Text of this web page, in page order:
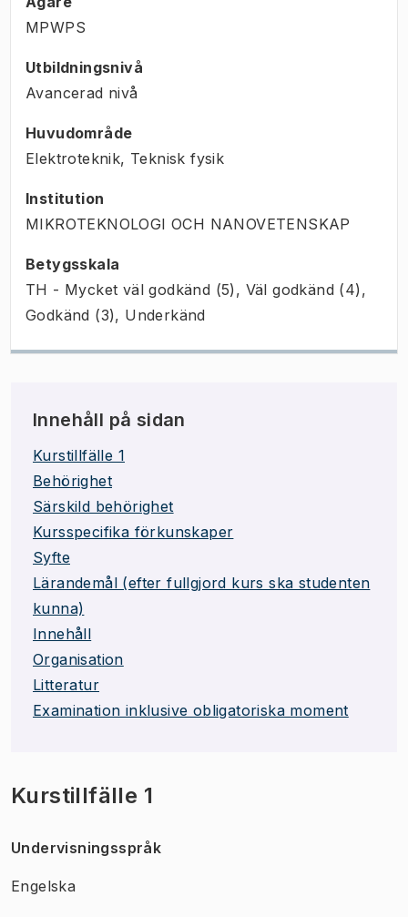
MPWPS
Utbildningsnivå
Avancerad nivå
Huvudområde
Elektroteknik, Teknisk fysik
Institution
MIKROTEKNOLOGI OCH NANOVETENSKAP
Betygsskala
TH - Mycket väl godkänd (5), Väl godkänd (4),
Godkänd (3), Underkänd
Innehåll på sidan
Kurstillfälle 1
Behörighet
Särskild behörighet
Kursspecifika förkunskaper
Syfte
Lärandemål (efter fullgjord kurs ska studenten
kunna)
Innehåll
Organisation
Litteratur
Examination inklusive obligatoriska moment
Kurstillfälle 1
Undervisningsspråk
Engelska